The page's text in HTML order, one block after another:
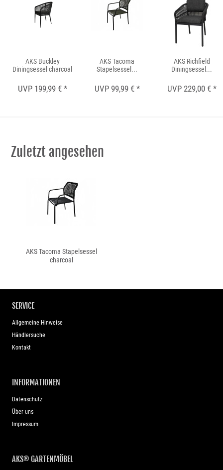
AKS Buckley
Diningsessel charcoal
UVP 199,99 € *
AKS Tacoma
Stapelsessel...
UVP 99,99 € *
AKS Richfield
Diningsessel...
UVP 229,00 € *
Zuletzt angesehen
AKS Tacoma Stapelsessel
charcoal
SERVICE
Allgemeine Hinweise
Händlersuche
Kontakt
INFORMATIONEN
Datenschutz
Über uns
Impressum
AKS® GARTENMÖBEL